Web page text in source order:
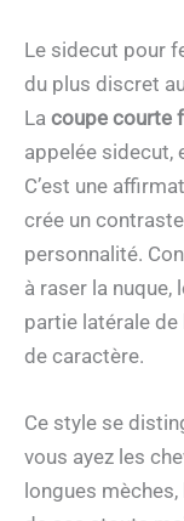
Le sidecut pour
du plus discret
La coupe courte
appelée sidecut,
C’est une
crée un
personnalité.
à raser la nuque,
partie latérale
de caractère.
Ce style se
vous ayez les
longues mèches,